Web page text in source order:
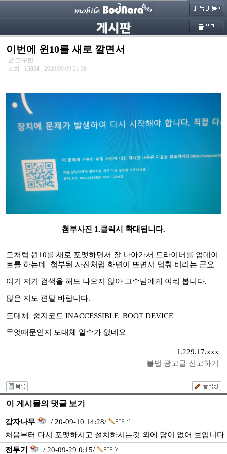
이번에 윈10를 새로 깔면서
군 고구만
조회 : 15051 , 2020/09/09 21:38
첨부사진 1.클릭시 확대됩니다.
모처럼 윈10를 새로 포맷하면서 잘 나아가서 드라이버를 업데이
트를 하는데 첨부된 사진처럼 화면이 뜨면서 멈춰 버리는 군요
여기 저기 검색을 해도 나오지 않아 고수님에게 여쭤 봅니다.
많은 지도 편달 바랍니다.
도대체 중지코드 INACCESSIBLE BOOT DEVICE
무엇때문인지 도대체 알수가 없네요
1.229.17.xxx
불법 광고글 신고하기
이 게시물의 댓글 보기
감자나무
/ 20-09-10 14:28/
처음부터 다시 포맷하시고 설치하시는것 외에 답이 없어 보입니다
전투기
/ 20-09-29 0:15/